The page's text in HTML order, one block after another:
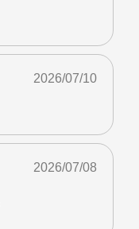
2026/07/10
2026/07/08